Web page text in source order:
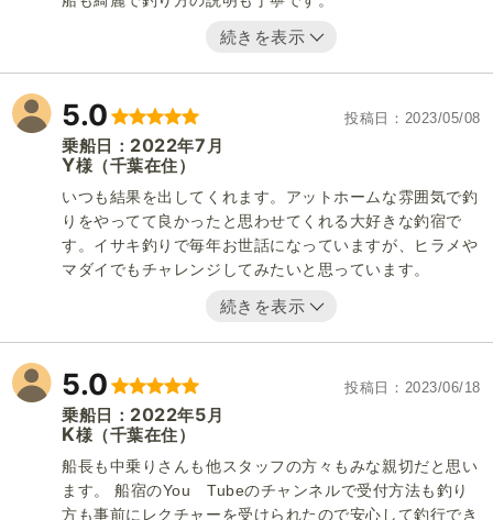
続きを表示
5.0 投稿日 2023/05/08
乗船日： 2022年7 月
Y様 （千葉在住）
いつも結果を出してくれます。アットホームな雰囲気で釣
りをやってて良かったと思わせてくれる大好きな釣宿で
す。イサキ釣りで毎年お世話になっていますが、ヒラメや
マダイでもチャレンジしてみたいと思っています。
続きを表示
5.0 投稿日 2023/06/18
乗船日： 2022年5 月
K様 （千葉在住）
船長も中乗りさんも他スタッフの方々もみな親切だと思い
ます。 船宿のYou Tubeのチャンネルで受付方法も釣り
方も事前にレクチャーを受けられたので安心して釣行でき